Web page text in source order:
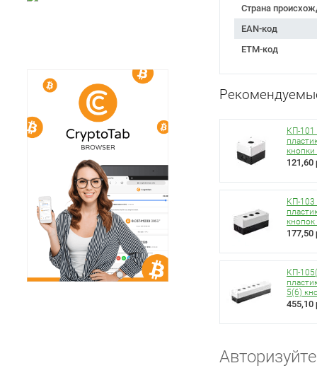
Страна
EAN-код
ETM-код
КП-101
121,60
КП-103
177,50
КП-
5(6)
455,10